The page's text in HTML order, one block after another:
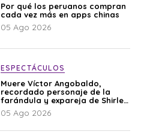
Por qué los peruanos compran
cada vez más en apps chinas
05 Ago 2026
ESPECTÁCULOS
Muere Víctor Angobaldo,
recordado personaje de la
farándula y expareja de Shirley
Cherres
05 Ago 2026